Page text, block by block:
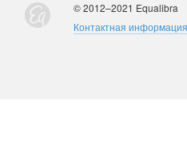
© 2012–2021 Equalibra
Контактная информация